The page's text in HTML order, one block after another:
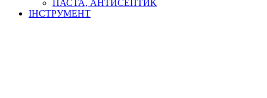
ПАСТА, АНТИСЕПТИК
ІНСТРУМЕНТ